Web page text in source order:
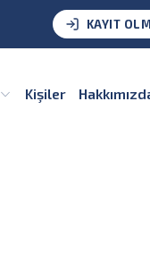
KAYIT
Kişiler